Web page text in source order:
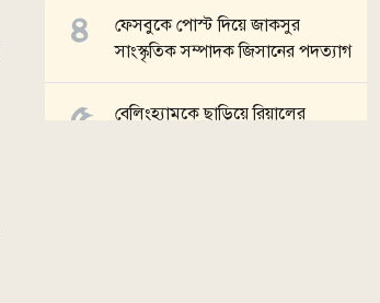
ফেসবুকে পোস্ট দিয়ে জাকসুর
সাংস্কৃতিক সম্পাদক জিসানের পদত্যাগ
বেলিংহ্যামকে ছাড়িয়ে রিয়ালের